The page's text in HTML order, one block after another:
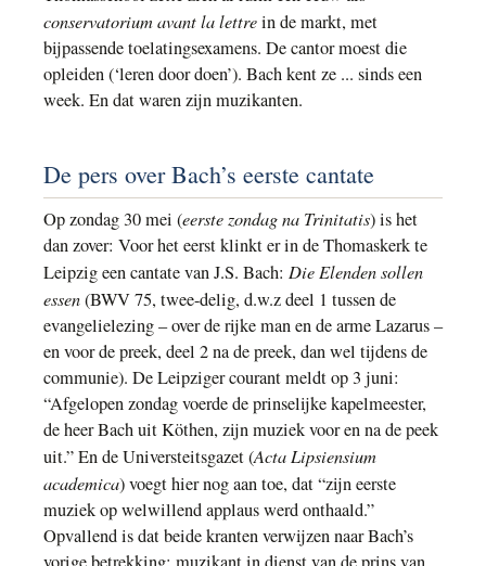
conservatorium avant la lettrein de markt, met
bijpassende toelatingsexamens. De cantor moest die
opleiden (‘leren door doen’). Bach kent ze ... sinds een
week. En dat waren zijn muzikanten.
De pers over Bach’s eerste cantate
Op zondag 30 mei (eerste zondag na Trinitatis) is het
dan zover: Voor het eerst klinkt er in de Thomaskerk te
Leipzig een cantate van J.S. Bach: Die Elenden sollen
essen(BWV 75, twee-delig, d.w.z deel 1 tussen de
evangelielezing – over de rijke man en de arme Lazarus –
en voor de preek, deel 2 na de preek, dan wel tijdens de
communie). De Leipziger courant meldt op 3 juni:
“Afgelopen zondag voerde de prinselijke kapelmeester,
de heer Bach uit Köthen, zijn muziek voor en na de peek
uit.” En de Universteitsgazet (Acta Lipsiensium
academica) voegt hier nog aan toe, dat “zijn eerste
muziek op welwillend applaus werd onthaald.”
Opvallend is dat beide kranten verwijzen naar Bach’s